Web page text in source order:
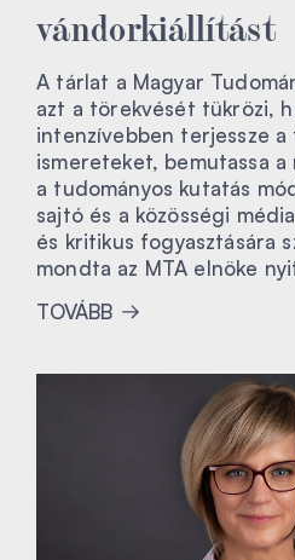
vándorkiállítást
A tárlat a Magyar
azt a törekvését tükrözi,
intenzívebben terjessze a
ismereteket, bemutassa a
a tudományos kutatás
sajtó és a közösségi
és kritikus fogyasztására
mondta az MTA elnöke
TOVÁBB